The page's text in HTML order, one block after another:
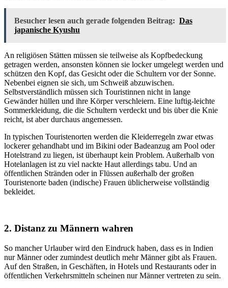
Besucher lesen auch gerade folgenden Beitrag: Das
japanische Kyushu
An religiösen Stätten müssen sie teilweise als Kopfbedeckung
getragen werden, ansonsten können sie locker umgelegt werden und
schützen den Kopf, das Gesicht oder die Schultern vor der Sonne.
Nebenbei eignen sie sich, um Schweiß abzuwischen.
Selbstverständlich müssen sich Touristinnen nicht in lange
Gewänder hüllen und ihre Körper verschleiern. Eine luftig-leichte
Sommerkleidung, die die Schultern verdeckt und bis über die Knie
reicht, ist aber durchaus angemessen.
In typischen Touristenorten werden die Kleiderregeln zwar etwas
lockerer gehandhabt und im Bikini oder Badeanzug am Pool oder
Hotelstrand zu liegen, ist überhaupt kein Problem. Außerhalb von
Hotelanlagen ist zu viel nackte Haut allerdings tabu. Und an
öffentlichen Stränden oder in Flüssen außerhalb der großen
Touristenorte baden (indische) Frauen üblicherweise vollständig
bekleidet.
2. Distanz zu Männern wahren
So mancher Urlauber wird den Eindruck haben, dass es in Indien
nur Männer oder zumindest deutlich mehr Männer gibt als Frauen.
Auf den Straßen, in Geschäften, in Hotels und Restaurants oder in
öffentlichen Verkehrsmitteln scheinen nur Männer vertreten zu sein.